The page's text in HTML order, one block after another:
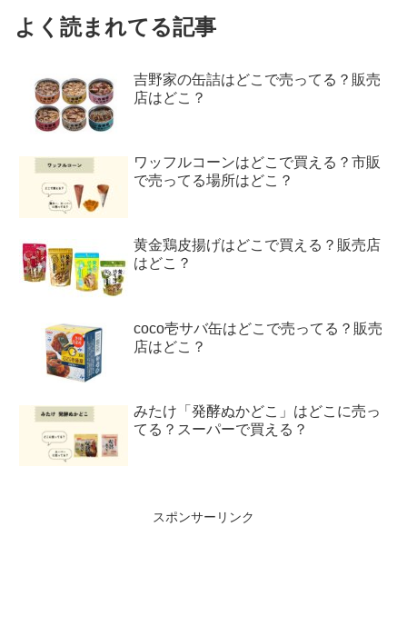
よく読まれてる記事
吉野家の缶詰はどこで売ってる？販売
店はどこ？
ワッフルコーンはどこで買える？市販
で売ってる場所はどこ？
黄金鶏皮揚げはどこで買える？販売店
はどこ？
coco壱サバ缶はどこで売ってる？販売
店はどこ？
みたけ「発酵ぬかどこ」はどこに売っ
てる？スーパーで買える？
スポンサーリンク